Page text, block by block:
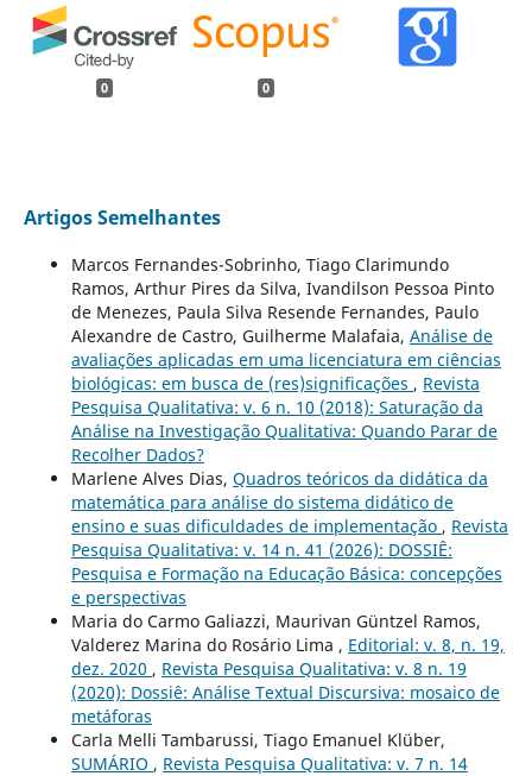
0 0
Artigos Semelhantes
Marcos Fernandes-Sobrinho, Tiago Clarimundo
Ramos, Arthur Pires da Silva, Ivandilson Pessoa Pinto
de Menezes, Paula Silva Resende Fernandes, Paulo
Alexandre de Castro, Guilherme Malafaia, Análise de
avaliações aplicadas em uma licenciatura em ciências
biológicas: em busca de (res)significações , Revista
Pesquisa Qualitativa: v. 6 n. 10 (2018): Saturação da
Análise na Investigação Qualitativa: Quando Parar de
Recolher Dados?
Marlene Alves Dias, Quadros teóricos da didática da
matemática para análise do sistema didático de
ensino e suas dificuldades de implementação , Revista
Pesquisa Qualitativa: v. 14 n. 41 (2026): DOSSIÊ:
Pesquisa e Formação na Educação Básica: concepções
e perspectivas
Maria do Carmo Galiazzi, Maurivan Güntzel Ramos,
Valderez Marina do Rosário Lima , Editorial: v. 8, n. 19,
dez. 2020 , Revista Pesquisa Qualitativa: v. 8 n. 19
(2020): Dossiê: Análise Textual Discursiva: mosaico de
metáforas
Carla Melli Tambarussi, Tiago Emanuel Klüber,
SUMÁRIO , Revista Pesquisa Qualitativa: v. 7 n. 14